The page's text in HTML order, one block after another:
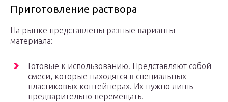
Приготовление раствора
На рынке представлены разные варианты
материала:
Готовые к использованию. Представляют собой
смеси, которые находятся в специальных
пластиковых контейнерах. Их нужно лишь
предварительно перемещать.